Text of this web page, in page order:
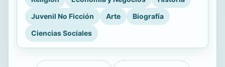
Juvenil No Ficción
Arte
Biografía
Ciencias Sociales